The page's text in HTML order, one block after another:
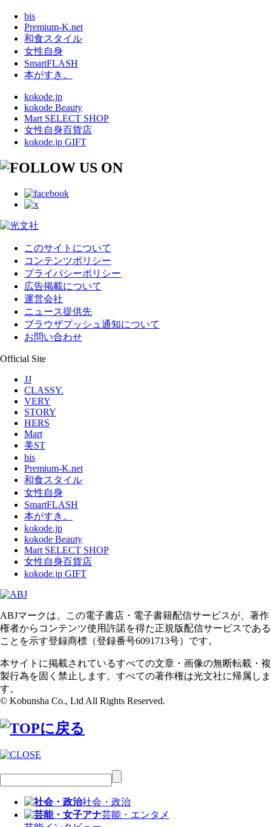
bis
Premium-K.net
和食スタイル
女性自身
SmartFLASH
本がすき。
kokode.jp
kokode Beauty
Mart SELECT SHOP
女性自身百貨店
kokode.jp GIFT
このサイトについて
コンテンツポリシー
プライバシーポリシー
広告掲載について
運営会社
ニュース提供先
ブラウザプッシュ通知について
お問い合わせ
Official Site
JJ
CLASSY.
VERY
STORY
HERS
Mart
美ST
bis
Premium-K.net
和食スタイル
女性自身
SmartFLASH
本がすき。
kokode.jp
kokode Beauty
Mart SELECT SHOP
女性自身百貨店
kokode.jp GIFT
ABJマークは、この電子書店・電子書籍配信サービスが、著作
権者からコンテンツ使用許諾を得た正規版配信サービスである
ことを示す登録商標（登録番号6091713号）です。
本サイトに掲載されているすべての文章・画像の無断転載・複
製行為を固く禁止します。すべての著作権は光文社に帰属しま
す。
© Kobunsha Co., Ltd All Rights Reserved.
社会・政治
芸能・エンタメ